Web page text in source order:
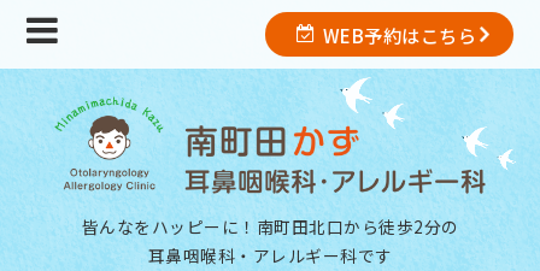
WEB予約はこちら
皆んなをハッピーに！南町田北口から徒歩2分の
耳鼻咽喉科・アレルギー科です